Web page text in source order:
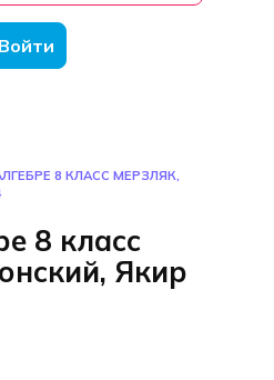
Войти
8 КЛАСС МЕРЗЛЯК,
8 класс
Якир